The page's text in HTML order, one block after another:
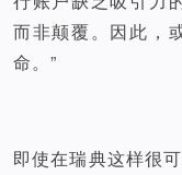
而非颠覆。因此，
命。”
即使在瑞典这样很